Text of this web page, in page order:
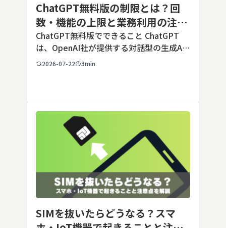
ChatGPT無料版の制限とは？回
数・機能の上限と業務利用の注意
点を解説【2026年最新】
ChatGPT無料版でできること ChatGPT
は、OpenAI社が提供する対話型の生成AI
サービスです。アカウントを登録すれば無
2026-07-22 3min
SIMを抜いたらどうなる？スマ